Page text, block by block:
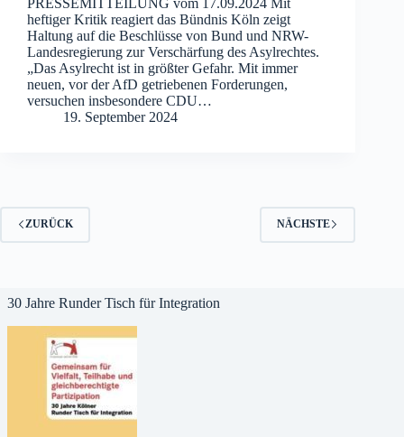
PRESSEMITTEILUNG vom 17.09.2024 Mit
heftiger Kritik reagiert das Bündnis Köln zeigt
Haltung auf die Beschlüsse von Bund und NRW-
Landesregierung zur Verschärfung des Asylrechtes.
„Das Asylrecht ist in größter Gefahr. Mit immer
neuen, vor der AfD getriebenen Forderungen,
versuchen insbesondere CDU…
19. September 2024
ZURÜCK NÄCHSTE
30 Jahre Runder Tisch für Integration